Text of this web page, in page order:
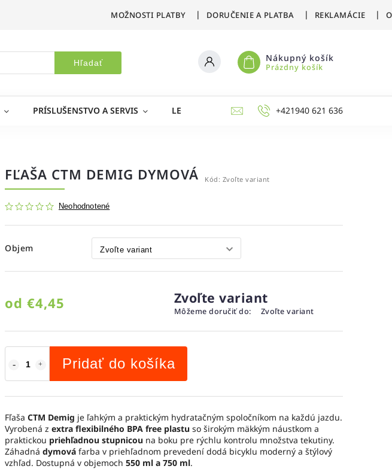
MOŽNOSTI PLATBY DORUČENIE A PLATBA REKLAMÁCIE
Hľadať Nákupný košík
Prázdny košík
PRÍSLUŠENSTVO A SERVIS LETNÉ ŠPORTY ZIMNÉ ŠPORTY
+421940 621 636
FĽAŠA CTM DEMIG DYMOVÁ Kód: Zvoľte variant
Neohodnotené
Objem
od €4,45 Zvoľte variant
Môžeme doručiť do: Zvoľte variant
Pridať do košíka
Fľaša CTM Demig je ľahkým a praktickým hydratačným spoločníkom na každú jazdu.
Vyrobená z extra flexibilného BPA free plastu so širokým mäkkým náustkom a
praktickou priehľadnou stupnicou na boku pre rýchlu kontrolu množstva tekutiny.
Záhadná dymová farba v priehľadnom prevedení dodá bicyklu moderný a štýlový
vzhľad. Dostupná v objemoch 550 ml a 750 ml.